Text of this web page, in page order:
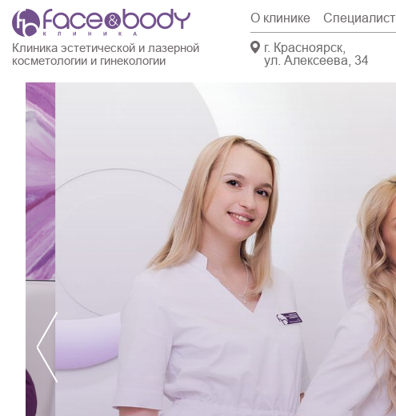
Клиника эстетической и лазерной
косметологии и гинекологии
О клинике
г. Красноярск,
ул. Алексеева, 34